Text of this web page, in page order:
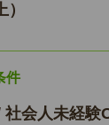
件
会人未経験